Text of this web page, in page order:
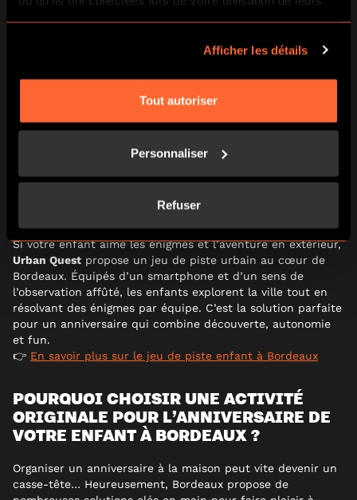
services.
Afficher les détails
Tout autoriser
Personnaliser
Refuser
Si votre enfant aime les énigmes et l’aventure en extérieur,
Urban Quest propose un jeu de piste urbain au cœur de
Bordeaux. Équipés d’un smartphone et d’un sens de
l’observation affûté, les enfants explorent la ville tout en
résolvant des énigmes par équipe. C’est la solution parfaite
pour un anniversaire qui combine découverte, autonomie
et fun.
👉 En savoir plus sur le jeu de piste enfant à Bordeaux
POURQUOI CHOISIR UNE ACTIVITÉ
ORIGINALE POUR L’ANNIVERSAIRE DE
VOTRE ENFANT À BORDEAUX ?
Organiser un anniversaire à la maison peut vite devenir un
casse-tête… Heureusement, Bordeaux propose de